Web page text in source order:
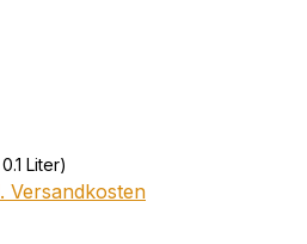
Liter)
Versandkosten